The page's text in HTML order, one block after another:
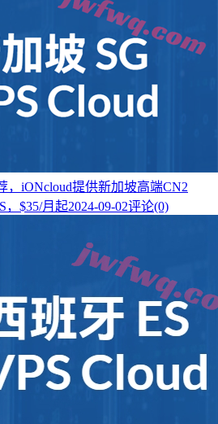
，iONcloud提供新加坡高端CN2
，$35/月起2024-09-02评论(0)